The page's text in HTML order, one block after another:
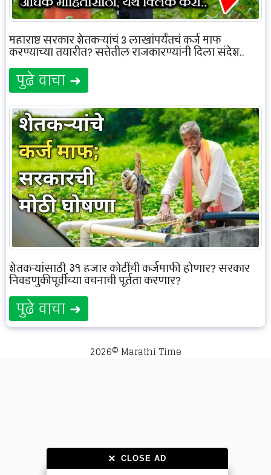
× CLOSE AD
× CLOSE AD
महाराष्ट्र सरकार शेतकऱ्यांचं 3 लाखांपर्यंतचं कर्ज माफ
करण्याच्या तयारीत? सत्तेतील राजकारण्यांनी दिला संदेश..
पुढे वाचा ➜
शेतकऱ्यांसाठी ३१ हजार कोटींची कर्जमाफी होणार? सरकार
निवडणुकीपूर्वीच्या वचनाची पूर्तता करणार?
पुढे वाचा ➜
2026© Marathi Time